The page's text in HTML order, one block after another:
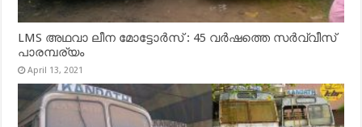
LMS അഥവാ ലീന മോട്ടോർസ് : 45 വർഷത്തെ സർവ്വീസ്
പാരമ്പര്യം
April 13, 2021